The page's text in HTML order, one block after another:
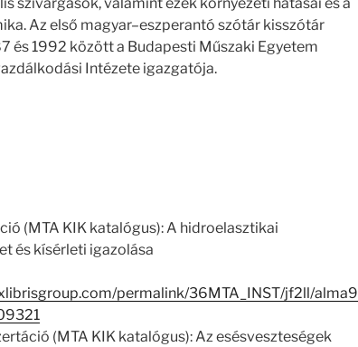
Az első magyar–eszperantó szótár kisszótár
és 1992 között a Budapesti Műszaki Egyetem
Intézete igazgatója.
(MTA KIK katalógus): A hidroelasztikai
és kísérleti igazolása
permalink/36MTA_INST/jf2ll/alma9
(MTA KIK katalógus): Az esésveszteségek